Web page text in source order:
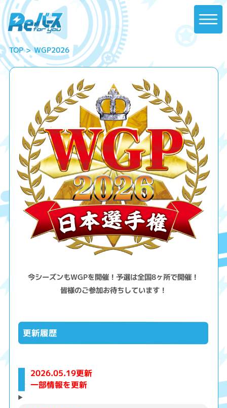
TOP WGP2026
今シーズンもWGPを開催！予選は全国8ヶ所で開催！
皆様のご参加お待ちしています！
更新履歴
2026.05.19更新
一部情報を更新